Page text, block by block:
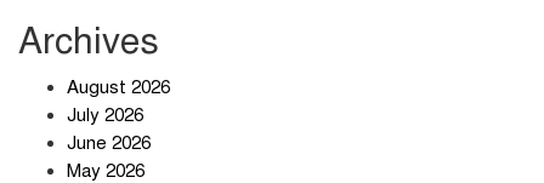
Archives
August 2026
July 2026
June 2026
May 2026